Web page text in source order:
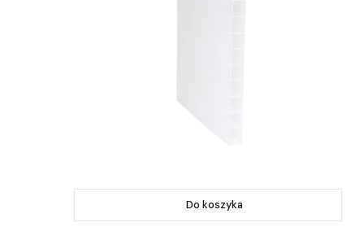
Do koszyka